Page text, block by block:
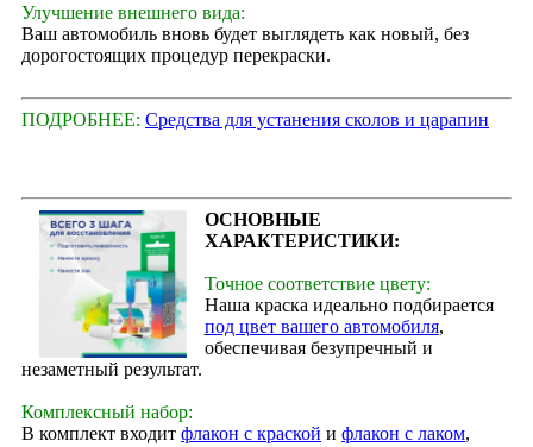
Улучшение внешнего вида:
Ваш автомобиль вновь будет выглядеть как новый, без
дорогостоящих процедур перекраски.
ПОДРОБНЕЕ: Средства для устанения сколов и царапин
ОСНОВНЫЕ
ХАРАКТЕРИСТИКИ:
Точное соответствие цвету:
Наша краска идеально подбирается
под цвет вашего автомобиля,
обеспечивая безупречный и
незаметный результат.
Комплексный набор:
В комплект входит флакон с краской и флакон с лаком,